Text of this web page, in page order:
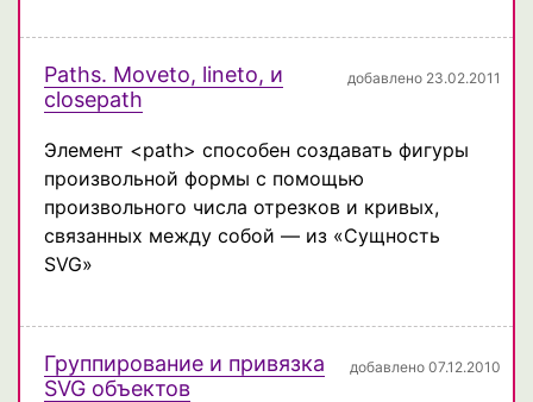
Paths. Moveto, lineto, и
closepath
добавлено 23.02.2011
Элемент <path> способен создавать фигуры
произвольной формы с помощью
произвольного числа отрезков и кривых,
связанных между собой — из «Сущность
SVG»
Группирование и привязка
SVG объектов
добавлено 07.12.2010